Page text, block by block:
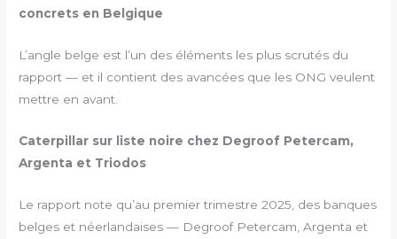
concrets en Belgique
L’angle belge est l’un des éléments les plus scrutés du
rapport — et il contient des avancées que les ONG veulent
mettre en avant.
Caterpillar sur liste noire chez Degroof Petercam,
Argenta et Triodos
Le rapport note qu’au premier trimestre 2025, des banques
belges et néerlandaises — Degroof Petercam, Argenta et